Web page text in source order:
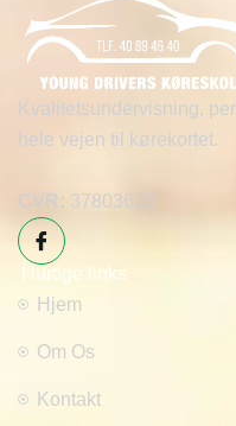
Kvalitetsundervisning,
hele vejen til kørekortet.
CVR: 37803626
Hurtige links
Hjem
Om Os
Kontakt